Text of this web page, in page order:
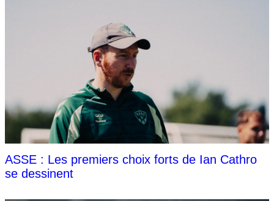
ASSE : Les premiers choix forts de Ian Cathro
se dessinent